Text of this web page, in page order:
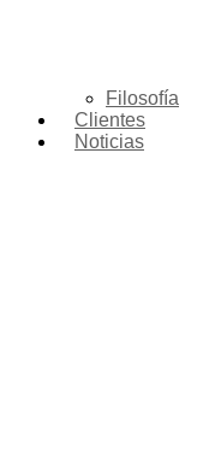
Filosofía
Clientes
Noticias